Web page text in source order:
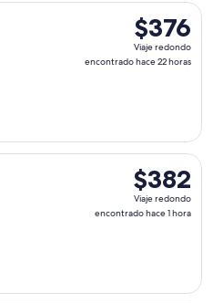
$376
Viaje
redondo,
$376
Viaje redondo
encontrado hace 22 horas
salida el dom, 1 nov.
$382
Viaje
redondo,
$382
Viaje redondo
encontrado hace 1 hora
salida el sáb, 5 sept.